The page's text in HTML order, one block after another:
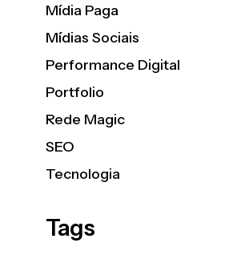
Mídia Paga
Mídias Sociais
Performance Digital
Portfolio
Rede Magic
SEO
Tecnologia
Tags